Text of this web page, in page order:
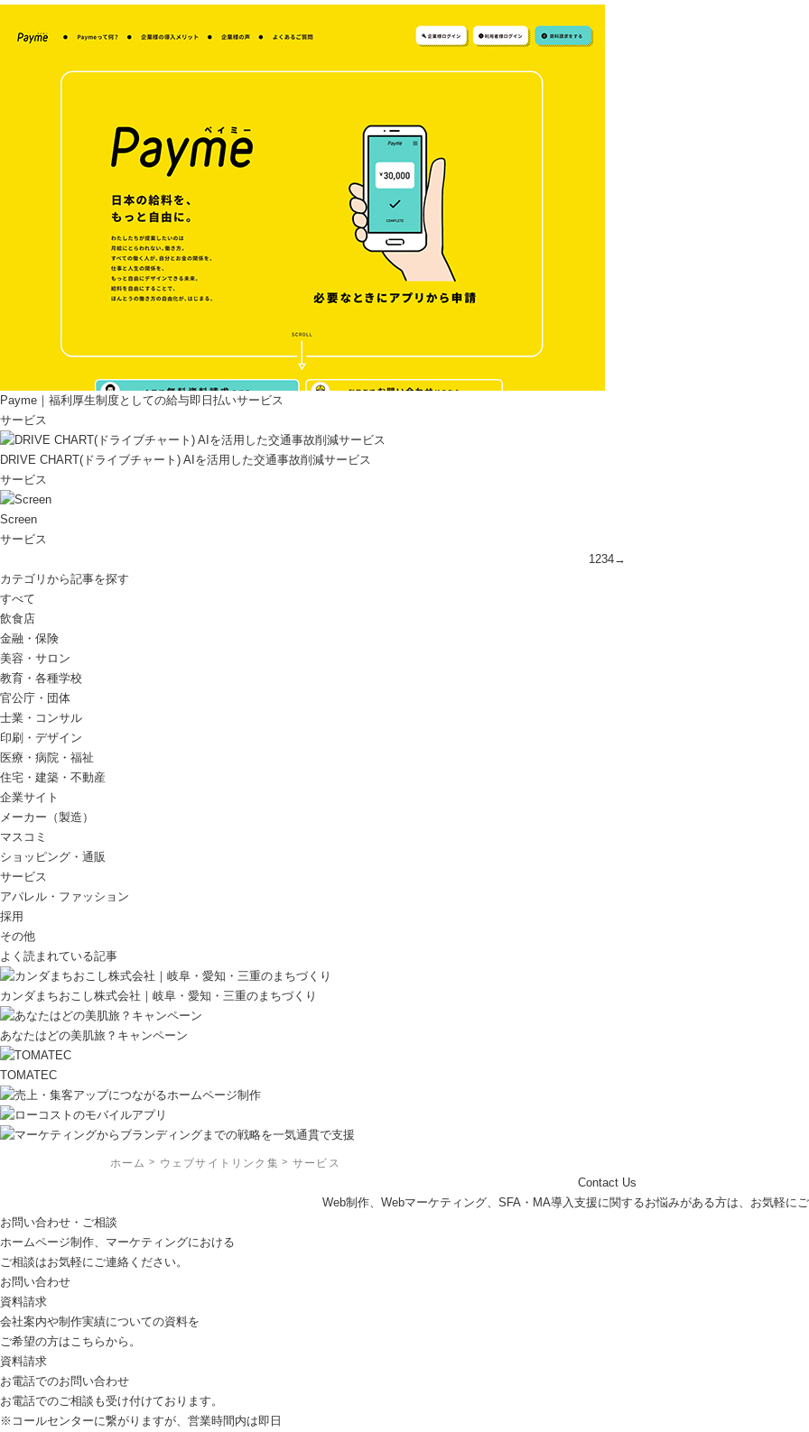
Payme｜福利厚生制度としての給与即日払いサービス
サービス
DRIVE CHART(ドライブチャート) AIを活用した交通事故削減サービス
サービス
Screen
サービス
1234→
カテゴリから記事を探す
すべて
飲食店
金融・保険
美容・サロン
教育・各種学校
官公庁・団体
士業・コンサル
印刷・デザイン
医療・病院・福祉
住宅・建築・不動産
企業サイト
メーカー（製造）
マスコミ
ショッピング・通販
サービス
アパレル・ファッション
採用
その他
よく読まれている記事
カンダまちおこし株式会社｜岐阜・愛知・三重のまちづくり
あなたはどの美肌旅？キャンペーン
TOMATEC
ホーム ウェブサイトリンク集 サービス
Contact Us
Web制作、Webマーケティング、SFA・MA導入支援に関するお悩みがある方は、お気軽に
お問い合わせ・ご相談
ホームページ制作、マーケティングにおける
ご相談はお気軽にご連絡ください。
お問い合わせ
資料請求
会社案内や制作実績についての資料を
ご希望の方はこちらから。
資料請求
お電話でのお問い合わせ
お電話でのご相談も受け付けております。
※コールセンターに繋がりますが、営業時間内は即日